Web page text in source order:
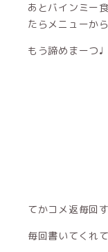
あとバインミー
たらメニューか
もう諦めまーつ♩
てかコメ返毎回
毎回書いてくれ